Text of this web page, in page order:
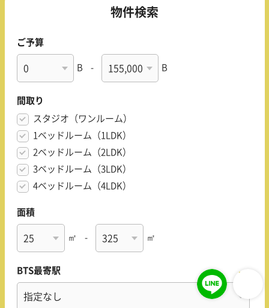
物件検索
ご予算
B - B
間取り
スタジオ（ワンルーム）
1ベッドルーム（1LDK）
2ベッドルーム（2LDK）
3ベッドルーム（3LDK）
4ベッドルーム（4LDK）
面積
㎡ - ㎡
BTS最寄駅